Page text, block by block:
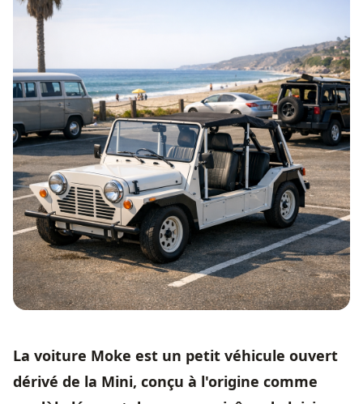
La voiture Moke est un petit véhicule ouvert
dérivé de la Mini, conçu à l'origine comme